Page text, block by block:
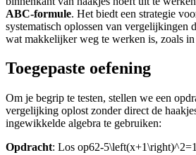
ABC-formule. Het biedt een strategie
systematisch oplossen van vergelijkingen
wat makkelijker weg te werken is, zoals
Toegepaste oefening
Om je begrip te testen, stellen we een
vergelijking oplost zonder direct de
ingewikkelde algebra te gebruiken:
Opdracht: Los op62-